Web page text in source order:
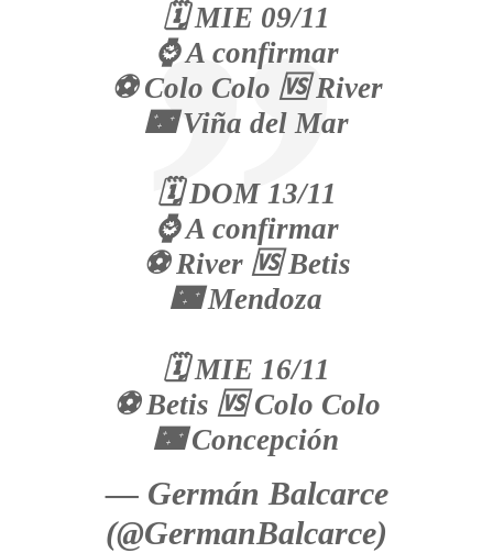
🗓 MIE 09/11
⌚️ A confirmar
⚽️ Colo Colo 🆚 River
🌃 Viña del Mar
🗓 DOM 13/11
⌚️ A confirmar
⚽️ River 🆚 Betis
🌃 Mendoza
🗓 MIE 16/11
⚽️ Betis 🆚 Colo Colo
🌃 Concepción
— Germán Balcarce
(@GermanBalcarce)